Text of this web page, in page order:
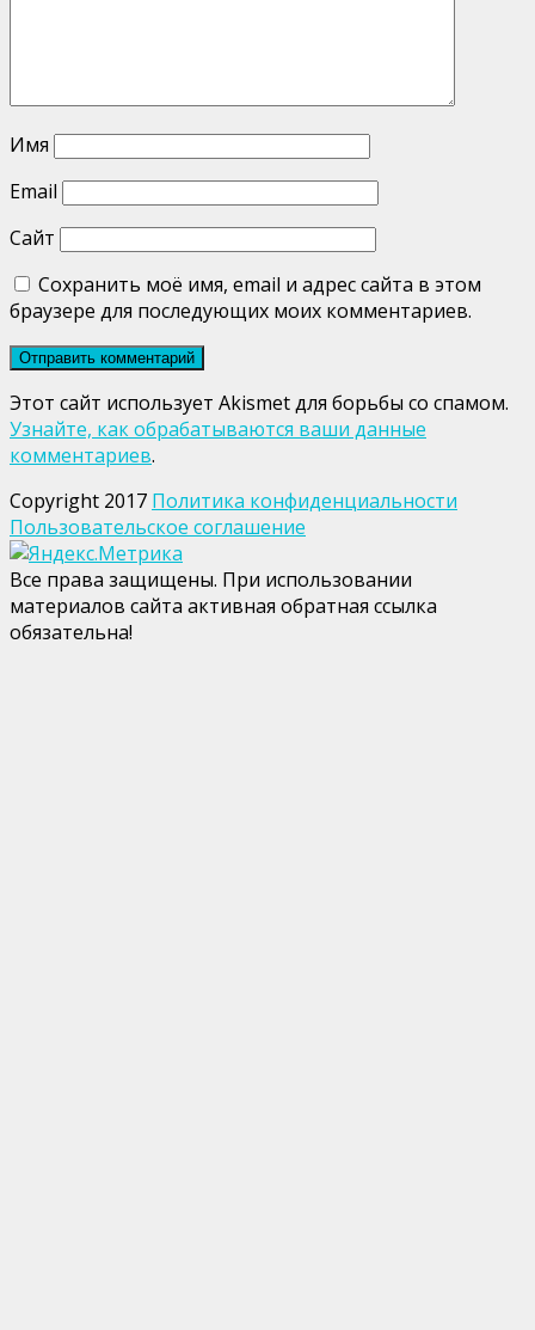
Имя
Email
Сайт
Сохранить моё имя, email и адрес сайта в этом
браузере для последующих моих комментариев.
Этот сайт использует Akismet для борьбы со спамом.
Узнайте, как обрабатываются ваши данные
комментариев.
Copyright 2017 Политика конфиденциальности
Пользовательское соглашение
Все права защищены. При использовании
материалов сайта активная обратная ссылка
обязательна!